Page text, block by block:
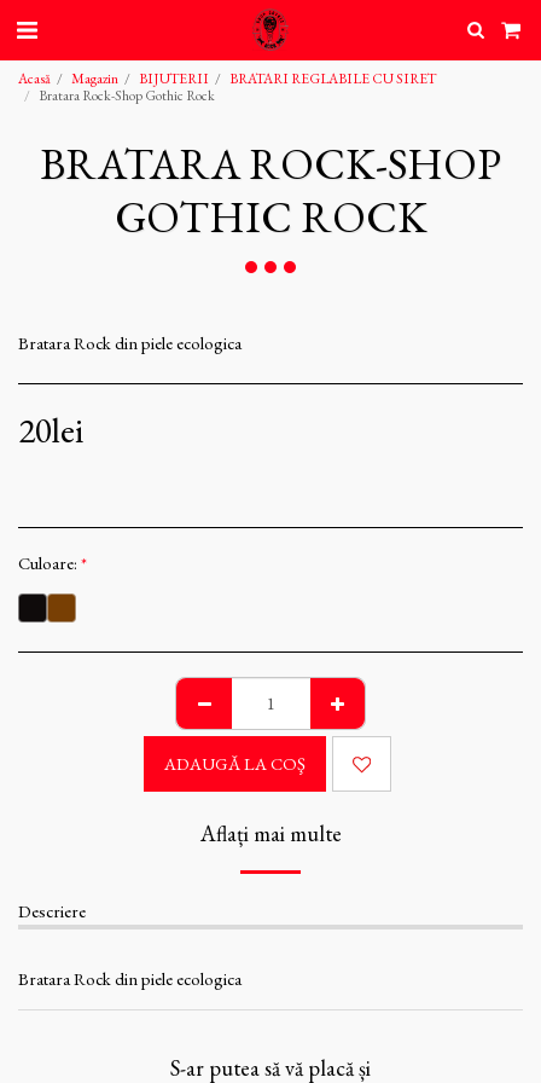
Acasă Magazin BIJUTERII
BRATARI REGLABILE CU SIRET
Bratara Rock-Shop Gothic Rock
BRATARA ROCK-SHOP
GOTHIC ROCK
Bratara Rock din piele ecologica
20lei
Culoare: *
ADAUGĂ LA COŞ
Aflați mai multe
Descriere
Bratara Rock din piele ecologica
S-ar putea să vă placă și